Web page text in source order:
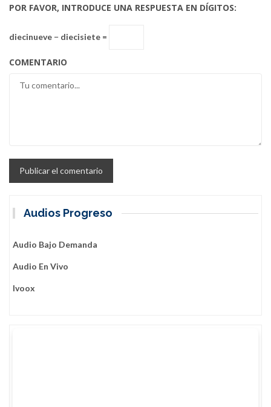
POR FAVOR, INTRODUCE UNA RESPUESTA EN DÍGITOS:
diecinueve − diecisiete =
COMENTARIO
Audios Progreso
Audio Bajo Demanda
Audio En Vivo
Ivoox